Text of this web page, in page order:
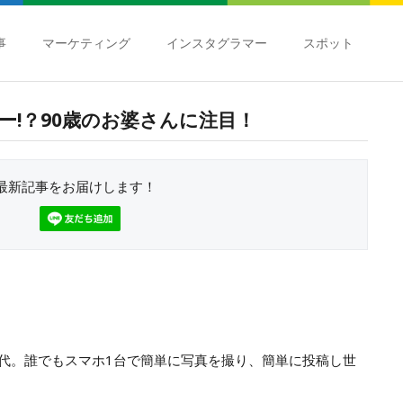
マーケティング インスタグラマー スポット
!？90歳のお婆さんに注目！
新記事をお届けします！
。誰でもスマホ1台で簡単に写真を撮り、簡単に投稿し世